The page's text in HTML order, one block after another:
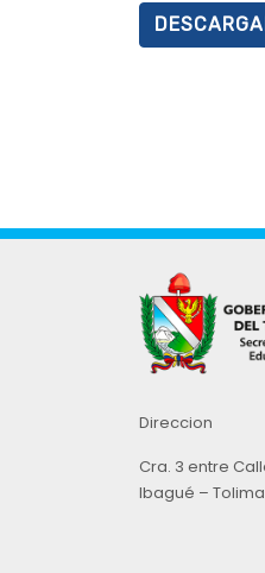
Direccion
Cra. 3 entre
Ibagué –